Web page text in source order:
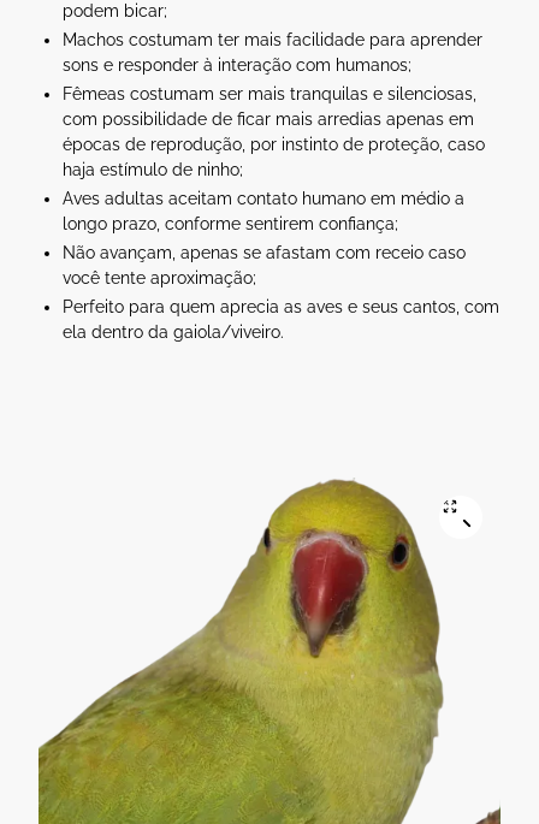
podem bicar;
Machos costumam ter mais facilidade para aprender
sons e responder à interação com humanos;
Fêmeas costumam ser mais tranquilas e silenciosas,
com possibilidade de ficar mais arredias apenas em
épocas de reprodução, por instinto de proteção, caso
haja estímulo de ninho;
Aves adultas aceitam contato humano em médio a
longo prazo, conforme sentirem confiança;
Não avançam, apenas se afastam com receio caso
você tente aproximação;
Perfeito para quem aprecia as aves e seus cantos, com
ela dentro da gaiola/viveiro.